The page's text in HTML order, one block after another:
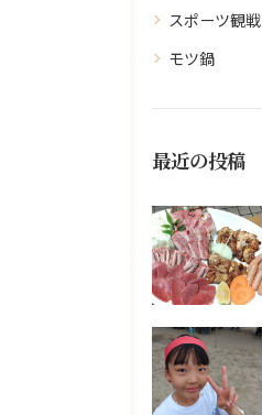
スポーツ観戦
モツ鍋
最近の投稿